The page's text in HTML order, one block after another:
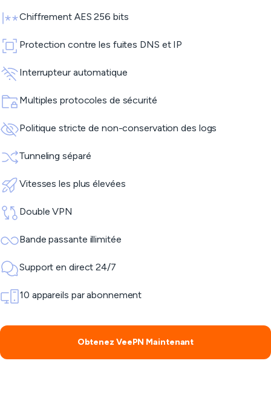
Chiffrement AES 256 bits
Protection contre les fuites DNS et IP
Interrupteur automatique
Multiples protocoles de sécurité
Politique stricte de non-conservation des logs
Tunneling séparé
Vitesses les plus élevées
Double VPN
Bande passante illimitée
Support en direct 24/7
10 appareils par abonnement
Obtenez VeePN Maintenant